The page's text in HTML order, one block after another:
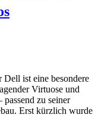
ist eine besondere
Virtuose und
zu seiner
Erst kürzlich wurde